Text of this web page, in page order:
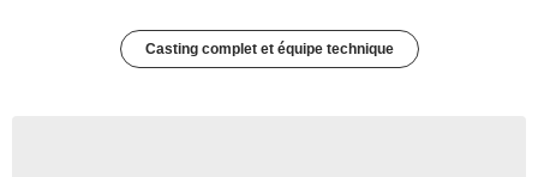
Casting complet et équipe technique